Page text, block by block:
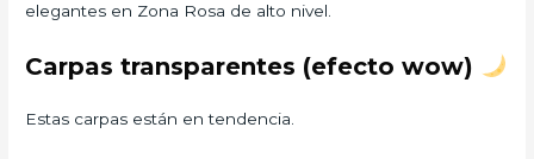
elegantes en Zona Rosa de alto nivel.
Carpas transparentes (efecto wow)
Estas carpas están en tendencia.